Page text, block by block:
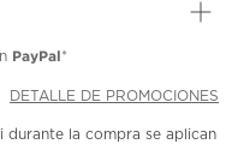
PayPal*
DETALLE DE PROMOCIONES
durante la compra se aplican